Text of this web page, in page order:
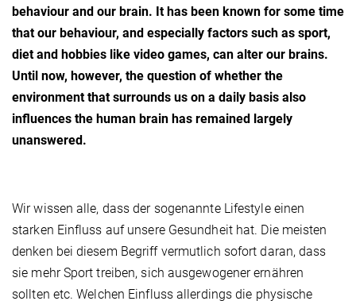
behaviour and our brain. It has been known for some time
that our behaviour, and especially factors such as sport,
diet and hobbies like video games, can alter our brains.
Until now, however, the question of whether the
environment that surrounds us on a daily basis also
influences the human brain has remained largely
unanswered.
Wir wissen alle, dass der sogenannte Lifestyle einen
starken Einfluss auf unsere Gesundheit hat. Die meisten
denken bei diesem Begriff vermutlich sofort daran, dass
sie mehr Sport treiben, sich ausgewogener ernähren
sollten etc. Welchen Einfluss allerdings die physische